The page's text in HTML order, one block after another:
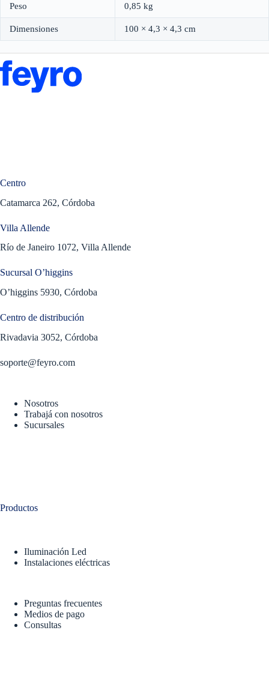
Peso 0,85 kg
Dimensiones 100 × 4,3 × 4,3 cm
Centro
Catamarca 262, Córdoba
Villa Allende
Río de Janeiro 1072, Villa Allende
Sucursal O’higgins
O’higgins 5930, Córdoba
Centro de distribución
Rivadavia 3052, Córdoba
soporte@feyro.com
Nosotros
Trabajá con nosotros
Sucursales
Productos
Iluminación Led
Instalaciones eléctricas
Preguntas frecuentes
Medios de pago
Consultas